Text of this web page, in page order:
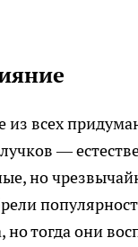
из всех
—
но
но тогда они